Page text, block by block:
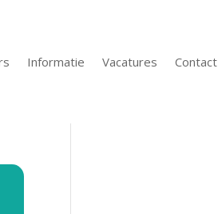
Informatie Vacatures Contact